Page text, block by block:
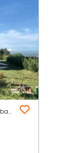
Yerbabuena | Otros | Sopo (Incluye Yerbabuena)